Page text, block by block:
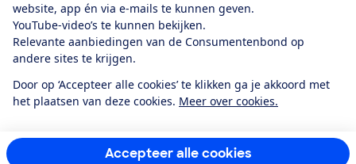
website, app én via e-mails te kunnen geven.
YouTube-video’s te kunnen bekijken.
Relevante aanbiedingen van de Consumentenbond op
andere sites te krijgen.
Door op ‘Accepteer alle cookies’ te klikken ga je akkoord met
het plaatsen van deze cookies. Meer over cookies.
Accepteer alle cookies
Algemene Voorwaarden
Privacyverklaring
Cookiebeleid
Privacyvoorkeuren
Toegankelijkheid
RSS-feed nieuws
Facebook
TwitterInstagram
YoutubeLinkedIn
12.901consumentenbeoordelen de Consumentenbondmet gemiddeld